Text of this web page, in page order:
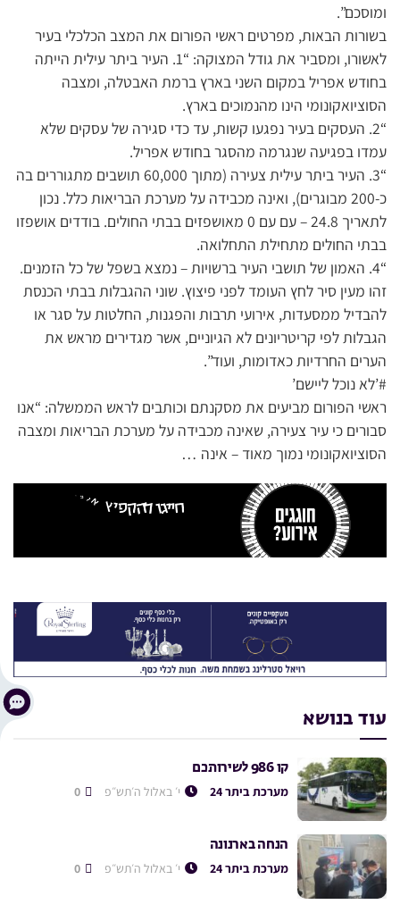
ומוסכם”.
בשורות הבאות, מפרטים ראשי הפורום את המצב הכלכלי בעיר
לאשורו, ומסביר את גודל המצוקה: “1. העיר ביתר עילית הייתה
בחודש אפריל במקום השני בארץ ברמת האבטלה, ומצבה
הסוציואקונומי הינו מהנמוכים בארץ.
“2. העסקים בעיר נפגעו קשות, עד כדי סגירה של עסקים שלא
עמדו בפגיעה שנגרמה מהסגר בחודש אפריל.
“3. העיר ביתר עילית צעירה (מתוך 60,000 תושבים מתגוררים בה
כ-200 מבוגרים), ואינה מכבידה על מערכת הבריאות כלל. נכון
לתאריך 24.8 – עם עם 0 מאושפזים בבתי החולים. בודדים אושפזו
בבתי החולים מתחילת התחלואה.
“4. האמון של תושבי העיר ברשויות – נמצא בשפל של כל הזמנים.
זהו מעין סיר לחץ העומד לפני פיצוץ. שוני ההגבלות בבתי הכנסת
להבדיל ממסעדות, אירועי תרבות והפגנות, החלטות על סגר או
הגבלות לפי קריטריונים לא הגיוניים, אשר מגדירים מראש את
הערים החרדיות כאדומות, ועוד”.
#’לא נוכל ליישם’
ראשי הפורום מביעים את מסקנתם וכותבים לראש הממשלה: “אנו
סבורים כי עיר צעירה, שאינה מכבידה על מערכת הבריאות ומצבה
הסוציואקונומי נמוך מאוד – אינה …
עוד בנושא
קו 986 לשירותכם
מערכת ביתר 24 י׳ באלול ה׳תש״פ
הנחה בארנונה
מערכת ביתר 24 י׳ באלול ה׳תש״פ